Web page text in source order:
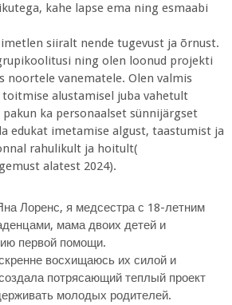
kahe lapse ema ning esmaabi
siiralt nende tugevust ja õrnust.
ning olen loonud projekti
noortele vanematele. Olen valmis
alustamisel juba vahetult
ka personaalset sünnijärgset
edukat imetamise algust, taastumist ja
rahulikult ja hoitult(
alatest 2024).
Лоренс, я медсестра с 18-летним
мама двоих детей и
первой помощи.
восхищаюсь их силой и
потрясающий теплый проект
молодых родителей.